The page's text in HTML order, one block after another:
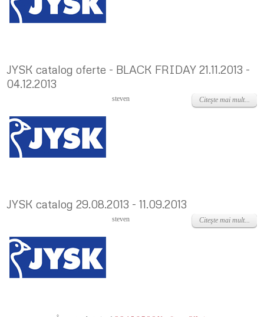
JYSK catalog oferte - BLACK FRIDAY 21.11.2013 -
04.12.2013
steven Citeşte mai mult...
JYSK catalog 29.08.2013 - 11.09.2013
Luni, 02 Septembrie 2013
steven Citeşte mai mult...